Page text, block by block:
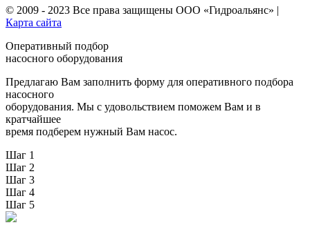
© 2009 - 2023 Все права защищены ООО «Гидроальянс» |
Карта сайта
Оперативный подбор
насосного оборудования
Предлагаю Вам заполнить форму для оперативного подбора
насосного
оборудования. Мы с удовольствием поможем Вам и в
кратчайшее
время подберем нужный Вам насос.
Шаг 1
Шаг 2
Шаг 3
Шаг 4
Шаг 5